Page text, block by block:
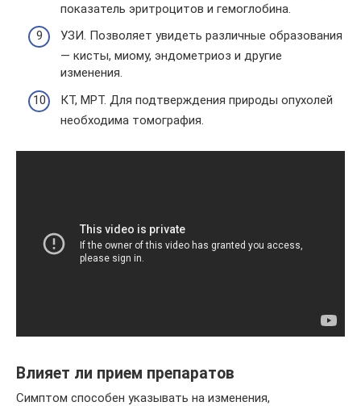
показатель эритроцитов и гемоглобина.
УЗИ. Позволяет увидеть различные образования
— кисты, миому, эндометриоз и другие
изменения.
КТ, МРТ. Для подтверждения природы опухолей
необходима томография.
Влияет ли прием препаратов
Симптом способен указывать на изменения,